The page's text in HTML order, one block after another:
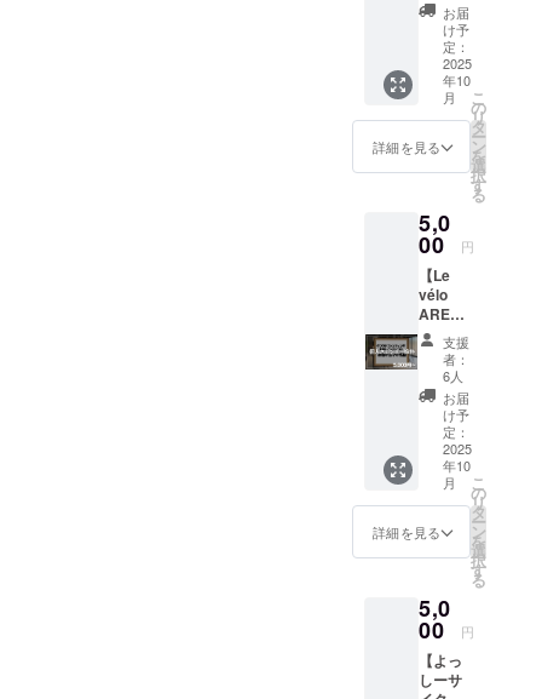
て、沖縄の
サイクリン
グ文化をよ
り広める役
割を担いま
す。
ル】よっ
しーサイク
自転車系
YouTuberと
して活動
し、チャン
ネル登録者
数も1万人を
越え、多く
のサイクリ
発信を行っ
た。カフェ
＆バー「ツ
ボバル」で
は、サイク
にワッ
クス
コー
ディン
グいた
しま
す！！
これを
洗車を
体感し
くださ
い。 ※
リター
ンの使
用方法
につい
て ご希
望の日
時を概
要欄に
ご記入
よろし
くお願
いいた
方法：
チケッ
トは弊
社店舗
［Le
を込め
て、お
礼の
メッ
セージ
動画を
お送り
しま
す。 入
メール
アドレ
スに約1
分の感
謝の
メッ
セージ
動画の
URLを
貼りま
す。
お届
け予
定：
2025
年10
月
詳細を見る
こ
の
リ
タ
ー
ン
を
選
択
す
る
5,0
00 円
【Le
vélo
AREX
・ツボ
バル個
人スポ
ン
サー】
店内の
良く見
える位
置に個
人スポ
ンサー
様名を
85m×6
5cm程
の掲示
板にお
名前を
支援
者：
6人
お届
け予
定：
2025
年10
月
詳細を見る
こ
の
リ
タ
ー
ン
を
選
択
す
る
5,0
00 円
【よっ
しーサ